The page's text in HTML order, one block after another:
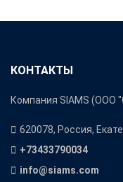
КОНТАКТЫ
Компания SIAMS (ООО
620078, Россия,
+73433790034
info@siams.com